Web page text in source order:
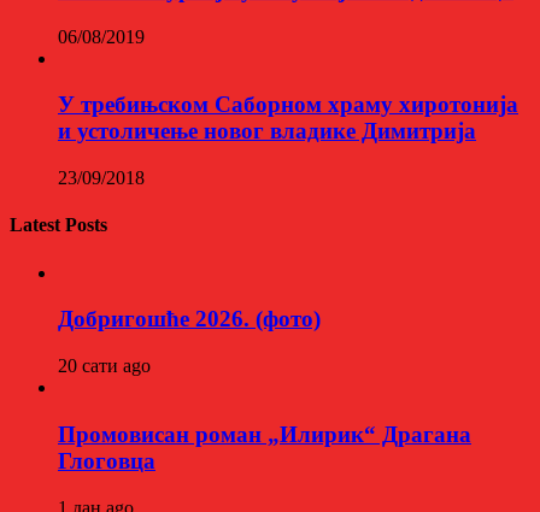
06/08/2019
У требињском Саборном храму хиротонија
и устоличење новог владике Димитрија
23/09/2018
Latest Posts
Добригошће 2026. (фото)
20 сати ago
Промовисан роман „Илирик“ Драгана
Глоговца
1 дан ago